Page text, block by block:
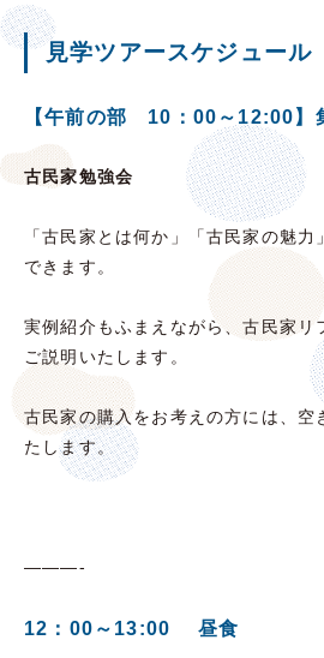
見学ツアースケジュール
【午前の部 10：00～12:00
古民家勉強会
「古民家とは何か」「古民家の魅
できます。
実例紹介もふまえながら、古民家リ
ご説明いたします。
古民家の購入をお考えの方には、空
たします。
———-
12：00～13:00 昼食